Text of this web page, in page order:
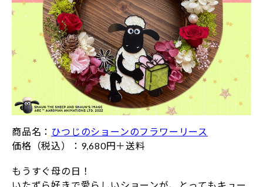
商品名： ひつじのショーンのフラワーリース
価格（税込）：9,680円＋送料
もうすぐ母の日！
いたずら好きで愛らしいショーンが、とってもキュー